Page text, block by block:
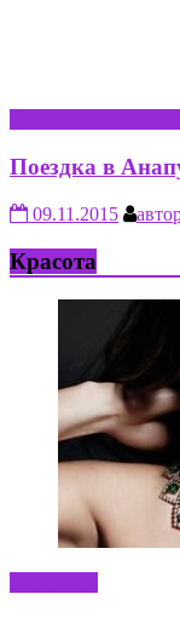
Поездка в
09.11.2015
Красота